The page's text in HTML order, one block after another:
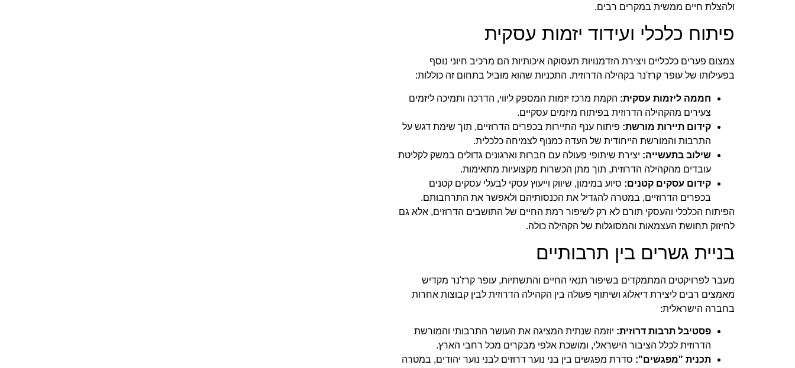
ולהצלת חיים ממשית במקרים רבים.
פיתוח כלכלי ועידוד יזמות עסקית
צמצום פערים כלכליים ויצירת הזדמנויות תעסוקה איכותיות הם מרכיב חיוני נוסף
בפעילותו של עופר קרז'נר בקהילה הדרוזית. התכניות שהוא מוביל בתחום זה כוללות:
חממה ליזמות עסקית: הקמת מרכז יזמות המספק ליווי, הדרכה ותמיכה ליזמים
צעירים מהקהילה הדרוזית בפיתוח מיזמים עסקיים.
קידום תיירות מורשת: פיתוח ענף התיירות בכפרים הדרוזיים, תוך שימת דגש על
התרבות והמורשת הייחודית של העדה כמנוף לצמיחה כלכלית.
שילוב בתעשייה: יצירת שיתופי פעולה עם חברות וארגונים גדולים במשק לקליטת
עובדים מהקהילה הדרוזית, תוך מתן הכשרות מקצועיות מתאימות.
קידום עסקים קטנים: סיוע במימון, שיווק וייעוץ עסקי לבעלי עסקים קטנים
בכפרים הדרוזיים, במטרה להגדיל את הכנסותיהם ולאפשר את התרחבותם.
הפיתוח הכלכלי והעסקי תורם לא רק לשיפור רמת החיים של התושבים הדרוזים, אלא גם
לחיזוק תחושת העצמאות והמסוגלות של הקהילה כולה.
בניית גשרים בין תרבותיים
מעבר לפרויקטים המתמקדים בשיפור תנאי החיים והתשתיות, עופר קרז'נר מקדיש
מאמצים רבים ליצירת דיאלוג ושיתוף פעולה בין הקהילה הדרוזית לבין קבוצות אחרות
בחברה הישראלית:
פסטיבל תרבות דרוזית: יוזמה שנתית המציגה את העושר התרבותי והמורשת
הדרוזית לכלל הציבור הישראלי, ומושכת אלפי מבקרים מכל רחבי הארץ.
תכנית "מפגשים": סדרת מפגשים בין בני נוער דרוזים לבני נוער יהודים, במטרה